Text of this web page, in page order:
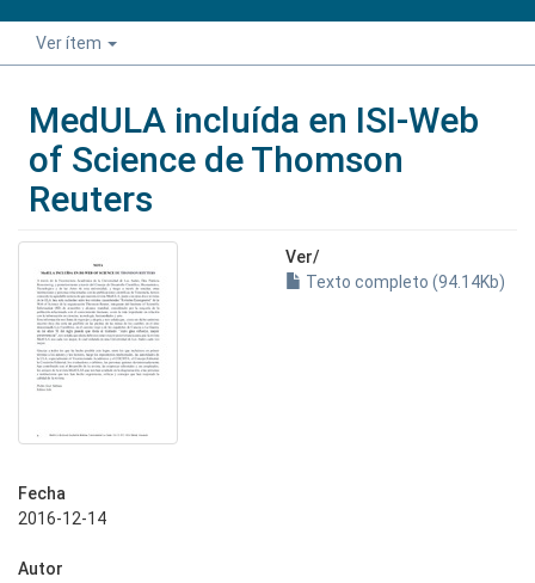
Ver ítem
MedULA incluída en ISI-Web
of Science de Thomson
Reuters
Ver/
Texto completo (94.14Kb)
Fecha
2016-12-14
Autor